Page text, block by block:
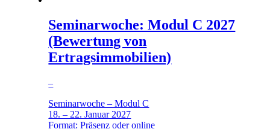
Seminarwoche: Modul C 2027
(Bewertung von
Ertragsimmobilien)
–
Seminarwoche – Modul C
18. – 22. Januar 2027
Format: Präsenz oder online